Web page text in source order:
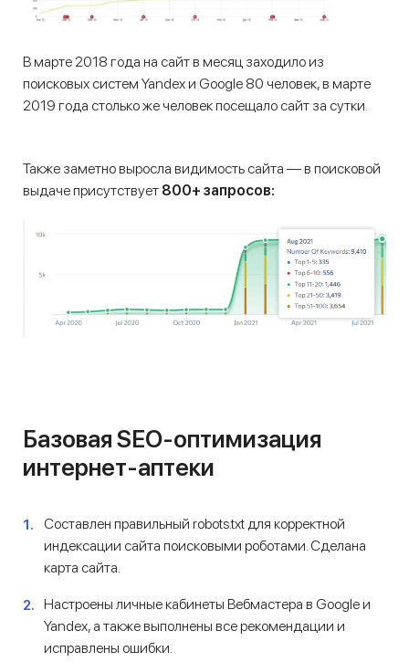
В марте 2018 года на сайт в месяц заходило из
поисковых систем Yandex и Google 80 человек, в марте
2019 года столько же человек посещало сайт за сутки.
Также заметно выросла видимость сайта — в поисковой
выдаче присутствует 800+ запросов:
Базовая SEO-оптимизация
интернет-аптеки
Составлен правильный robots.txt для корректной
индексации сайта поисковыми роботами. Сделана
карта сайта.
Настроены личные кабинеты Вебмастера в Google и
Yandex, а также выполнены все рекомендации и
исправлены ошибки.